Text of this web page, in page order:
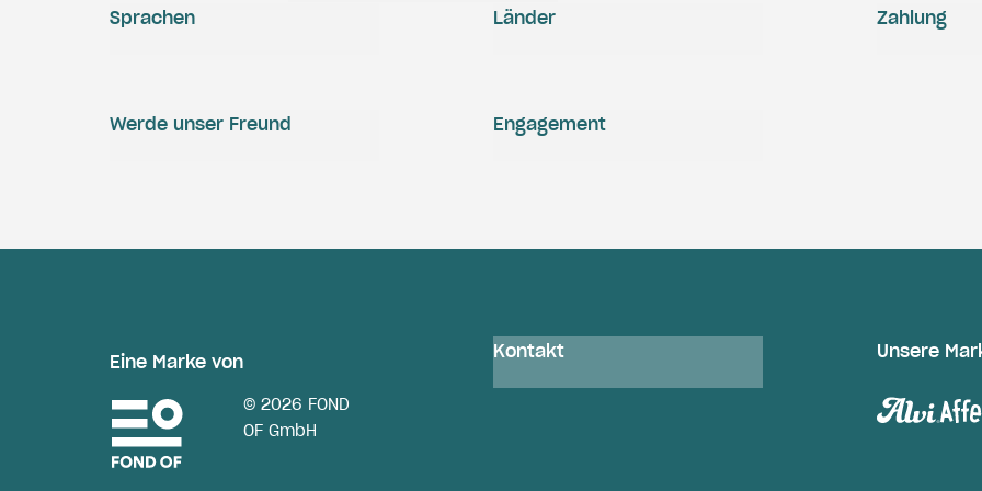
Zahlung
Engagement
Werde unser Freund
Sprachen Länder
Eine Marke von
© 2026 FOND
OF GmbH
Kontakt Unsere